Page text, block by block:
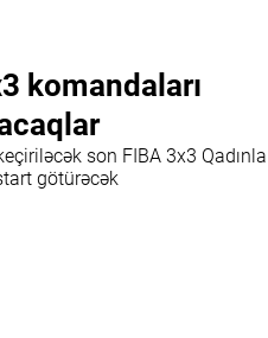
komandaları
son FIBA 3x3
götürəcək